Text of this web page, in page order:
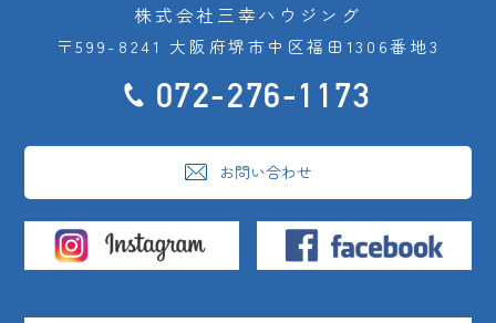
株式会社三幸ハウジング
〒599-8241 大阪府堺市中区福田1306番地3
072-276-1173
お問い合わせ